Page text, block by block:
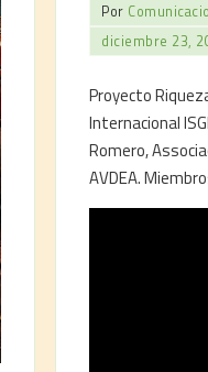
Por
diciembre 23,
Proyecto
Internacional
Romero,
AVDEA.